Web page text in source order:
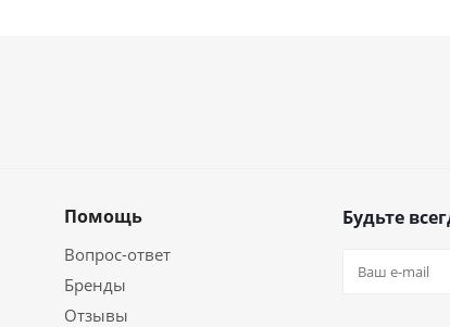
Помощь
Вопрос-ответ
Бренды
Отзывы
Будьте